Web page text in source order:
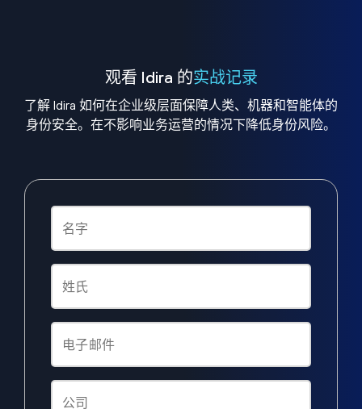
观看 Idira 的实战记录
了解 Idira 如何在企业级层面保障人类、机器和智能体的
身份安全。在不影响业务运营的情况下降低身份风险。